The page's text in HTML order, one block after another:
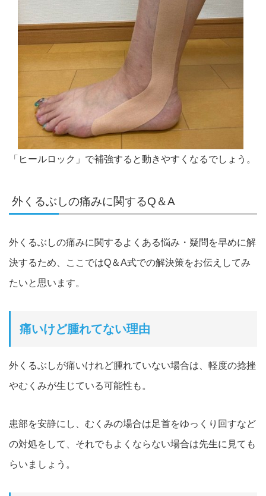
「ヒールロック」で補強すると動きやすくなるでしょう。
外くるぶしの痛みに関するQ＆A
外くるぶしの痛みに関するよくある悩み・疑問を早めに解
決するため、ここではQ＆A式での解決策をお伝えしてみ
たいと思います。
痛いけど腫れてない理由
外くるぶしが痛いけれど腫れていない場合は、軽度の捻挫
やむくみが生じている可能性も。
患部を安静にし、むくみの場合は足首をゆっくり回すなど
の対処を して、それでもよくならない場合は先生に見ても
らいま しょう。